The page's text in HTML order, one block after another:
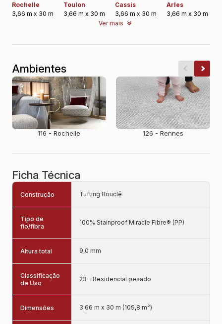
Rochelle
3,66 m x 30 m
Toulon
3,66 m x 30 m
Cassis
3,66 m x 30 m
Arles
3,66 m x 30 m
Ver mais
Ambientes
116 - Rochelle 126 - Rennes
Ficha Técnica
Construção Tufting Bouclê
Tipo de
fio/fibra
100% Stainproof Miracle Fibre® (PP)
Altura total 9,0 mm
Classificação
de Uso
23 - Residencial pesado
Dimensões 3,66 m x 30 m (109,8 m²)